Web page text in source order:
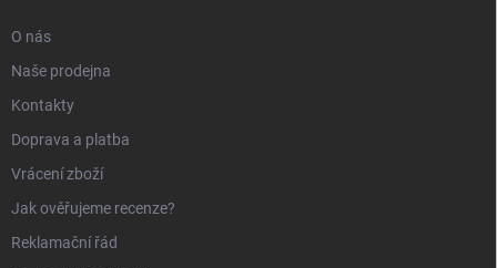
O nás
Naše prodejna
Kontakty
Doprava a platba
Vrácení zboží
Jak ověřujeme recenze?
Reklamační řád